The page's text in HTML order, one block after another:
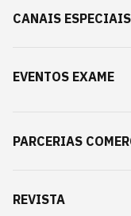
CANAIS ESPECIAIS
EVENTOS EXAME
PARCERIAS
REVISTA